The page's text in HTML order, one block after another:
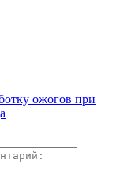
ожогов при